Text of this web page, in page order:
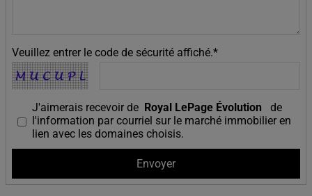
Veuillez entrer le code de sécurité affiché.*
J'aimerais recevoir de Royal LePage Évolution
de
l'information par courriel sur le marché immobilier en
lien avec les domaines choisis.